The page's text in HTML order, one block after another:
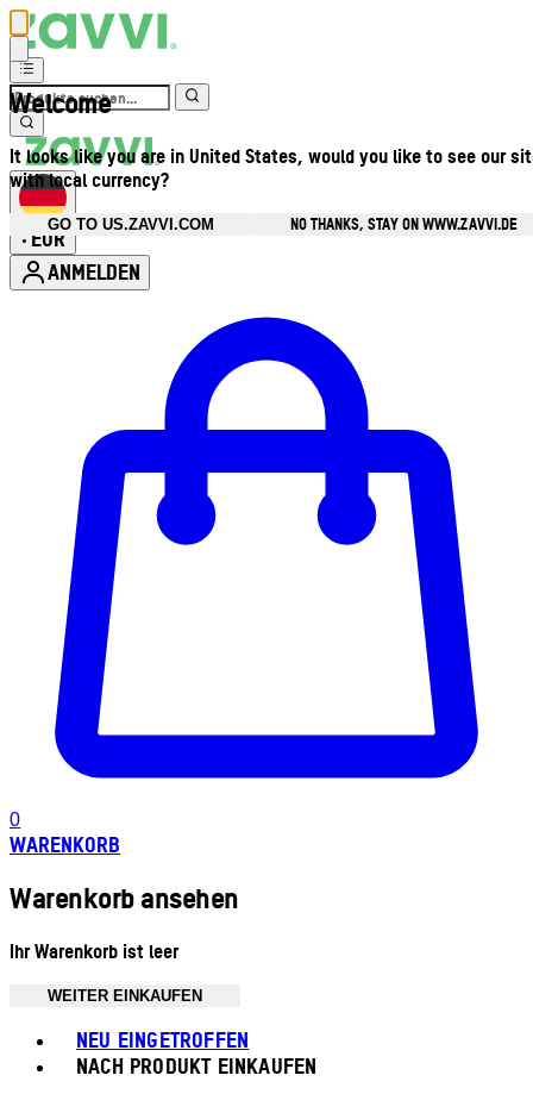
Welcome
It looks like you are in United States, would you like to see our
with local currency?
GO TO US.ZAVVI.COM
NO THANKS, STAY ON WWW.ZAVVI.DE
• EUR
ANMELDEN
0
WARENKORB
Warenkorb ansehen
Ihr Warenkorb ist leer
WEITER EINKAUFEN
NEU EINGETROFFEN
NACH PRODUKT EINKAUFEN